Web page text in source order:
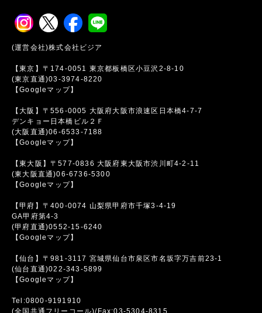
(運営会社)株式会社ビジア
【東京】〒174-0051 東京都板橋区小豆沢2-8-10
(東京直通)03-3974-8220
【Googleマップ】
【大阪】〒556-0005 大阪府大阪市浪速区日本橋4-7-7
デンキョー日本橋ビル２Ｆ
(大阪直通)06-6533-7188
【Googleマップ】
【東大阪】〒577-0836 大阪府東大阪市渋川町4-2-11
(東大阪直通)06-6736-5300
【Googleマップ】
【甲府】〒400-0074 山梨県甲府市千塚3-4-19
GA甲府第4-3
(甲府直通)0552-15-6240
【Googleマップ】
【仙台】〒981-3117 宮城県仙台市泉区市名坂字万吉前23-1
(仙台直通)022-343-5899
【Googleマップ】
Tel:0800-9191910
(全国共通フリーコール)/Fax:03-5304-8315